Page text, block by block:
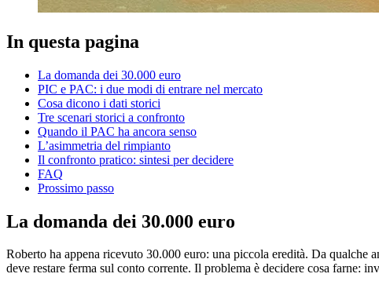
In questa pagina
La domanda dei 30.000 euro
PIC e PAC: i due modi di entrare nel mercato
Cosa dicono i dati storici
Tre scenari storici a confronto
Quando il PAC ha ancora senso
L’asimmetria del rimpianto
Il confronto pratico: sintesi per decidere
FAQ
Prossimo passo
La domanda dei 30.000 euro
Roberto ha appena ricevuto 30.000 euro: una piccola eredità. Da qualche
deve restare ferma sul conto corrente. Il problema è decidere cosa farne: